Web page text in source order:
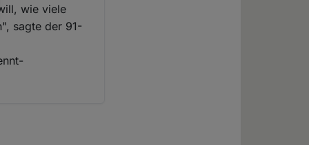
wie viele
sagte der 91-